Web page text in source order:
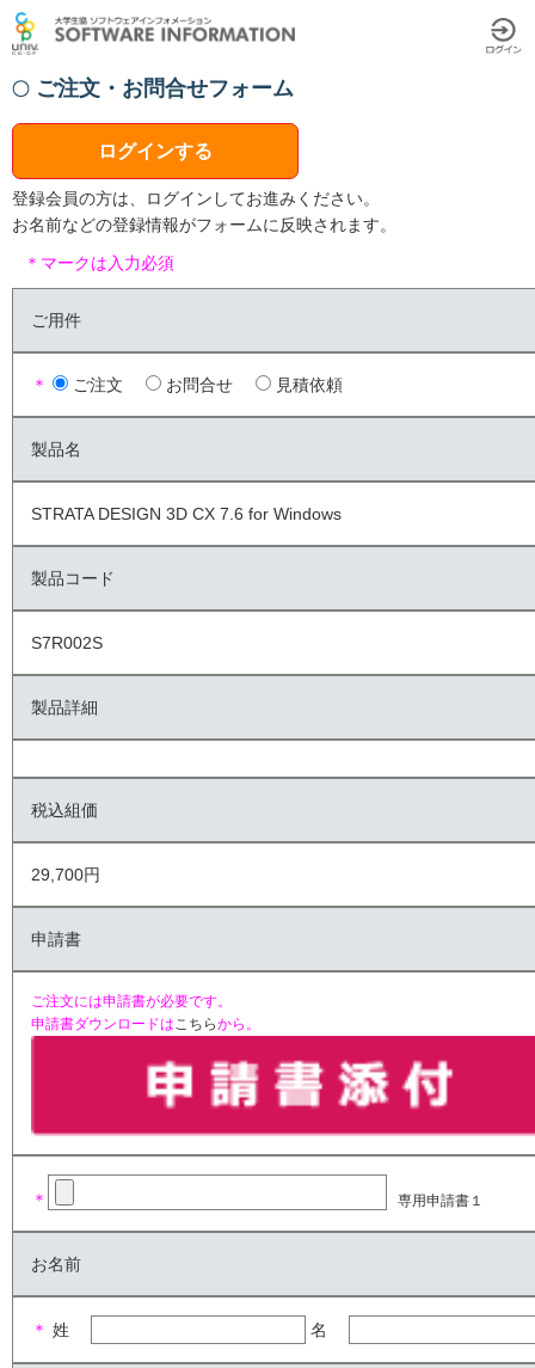
ご注文・お問合せフォーム
ログインする
登録会員の方は、ログインしてお進みください。
お名前などの登録情報がフォームに反映されます。
＊マークは入力必須
ご用件
＊ ご注文 お問合せ 見積依頼
製品名
STRATA DESIGN 3D CX 7.6 for Windows
製品コード
S7R002S
製品詳細
税込組価
29,700円
申請書
ご注文には申請書が必要です。
申請書ダウンロードはこちらから。
＊ 専用申請書１
お名前
＊ 姓 名